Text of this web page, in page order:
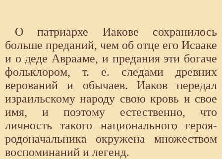
О патриархе Иакове сохранилось
больше преданий, чем об отце его Исааке
и о деде Аврааме, и предания эти богаче
фольклором, т. е. следами древних
верований и обычаев. Иаков передал
израильскому народу свою кровь и свое
имя, и поэтому естественно, что
личность такого национального героя-
родоначальника окружена множеством
воспоминаний и легенд.